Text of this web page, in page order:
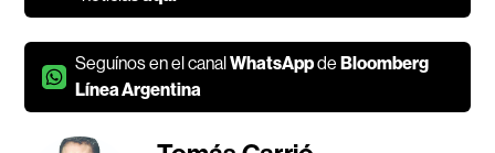
Seguínos en el canalWhatsAppdeBloomberg
Línea Argentina